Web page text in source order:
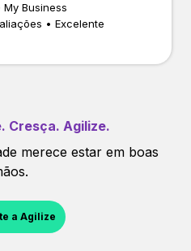
Business
• Excelente
Cresça. Agilize.
merece estar em boas
a Agilize